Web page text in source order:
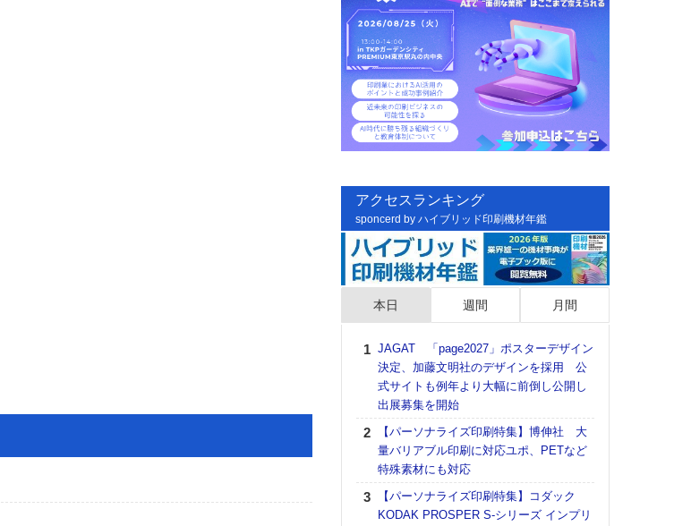
アクセスランキング
sponcerd by ハイブリッド印刷機材年鑑
本日 週間 月間
JAGAT 「page2027」ポスターデザイン
決定、加藤文明社のデザインを採用 公
式サイトも例年より大幅に前倒し公開し
出展募集を開始
【パーソナライズ印刷特集】博伸社 大
量バリアブル印刷に対応ユポ、PETなど
特殊素材にも対応
【パーソナライズ印刷特集】コダック
KODAK PROSPER S-シリーズ インプリ